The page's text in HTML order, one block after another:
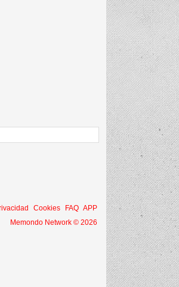
Cookies FAQ APP
Memondo Network © 2026